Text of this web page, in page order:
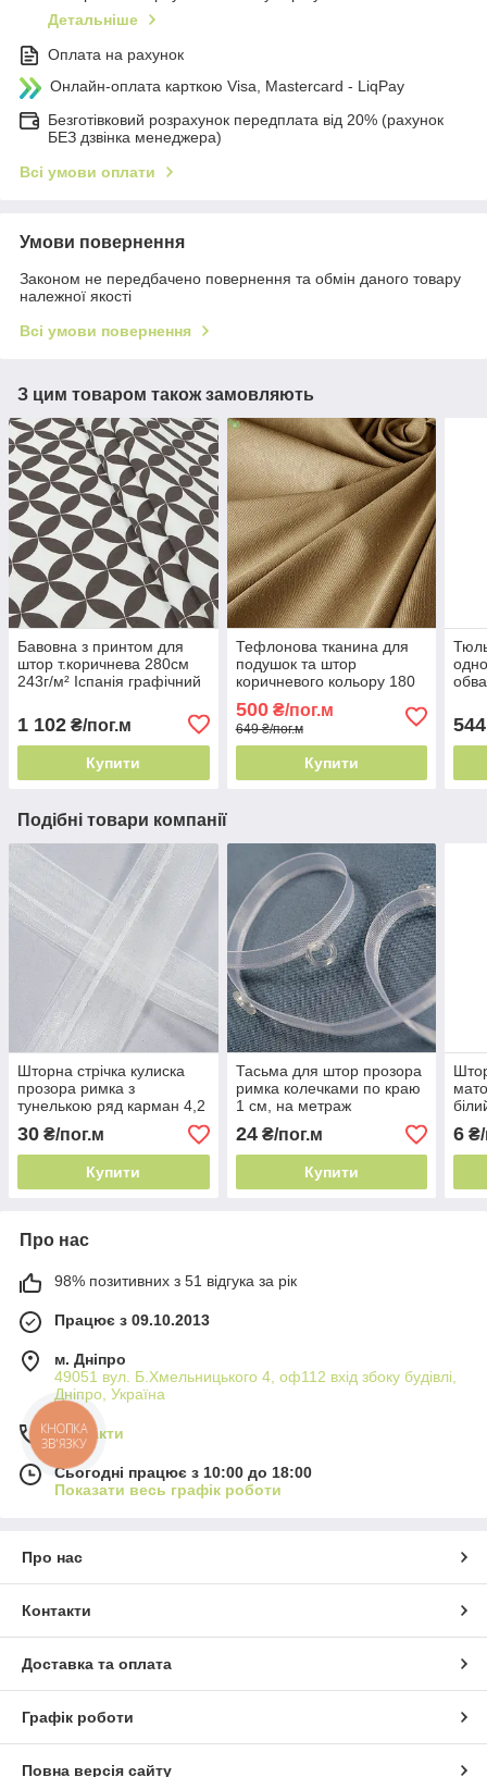
Детальніше
Оплата на рахунок
Онлайн-оплата карткою Visa, Mastercard - LiqPay
Безготівковий розрахунок передплата від 20% (рахунок
БЕЗ дзвінка менеджера)
Всі умови оплати
Умови повернення
Законом не передбачено повернення та обмін даного товару
належної якості
Всі умови повернення
З цим товаром також замовляють
Бавовна з принтом для
штор т.коричнева 280см
243г/м² Іспанія графічний
1 102 ₴/пог.м
Купити
Тефлонова тканина для
подушок та штор
коричневого кольору 180
прання
500₴/пог.м
649 ₴/пог.м
Купити
544
Подібні товари компанії
Шторна стрічка кулиска
прозора римка з
тунелькою ряд карман 4,2
см, на карниз
30 ₴/пог.м
Купити
Тасьма для штор прозора
римка колечками по краю
1 см, на метраж
24₴/пог.м
Купити
6 ₴/
Про нас
98% позитивних з 51 відгука за рік
Працює з 09.10.2013
м. Дніпро
49051 вул. Б.Хмельницького 4, оф112 вхід збоку будівлі,
Дніпро, Україна
Контакти
Сьогодні працює з 10:00 до 18:00
Показати весь графік роботи
Про нас
Контакти
Доставка та оплата
Графік роботи
Повна версія сайту
КНОПКА
ЗВ'ЯЗКУ